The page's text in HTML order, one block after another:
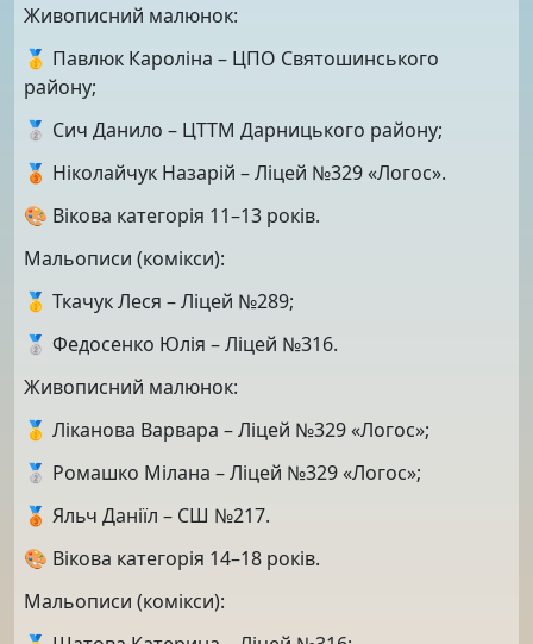
Живописний малюнок:
🥇 Павлюк Кароліна – ЦПО Святошинського
району;
🥈 Сич Данило – ЦТТМ Дарницького району;
🥉 Ніколайчук Назарій – Ліцей №329 «Логос».
🎨 Вікова категорія 11–13 років.
Мальописи (комікси):
🥇 Ткачук Леся – Ліцей №289;
🥈 Федосенко Юлія – Ліцей №316.
Живописний малюнок:
🥇 Ліканова Варвара – Ліцей №329 «Логос»;
🥈 Ромашко Мілана – Ліцей №329 «Логос»;
🥉 Яльч Даніїл – СШ №217.
🎨 Вікова категорія 14–18 років.
Мальописи (комікси):